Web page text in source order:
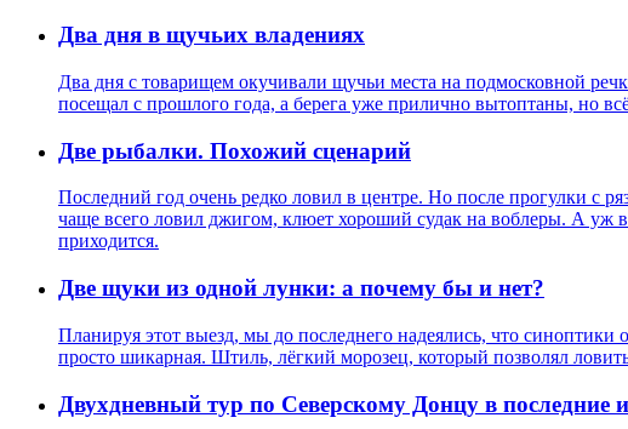
Два дня в щучьих владениях
Два дня с товарищем окучивали щучьи места на подмосковной
посещал с прошлого года, а берега уже прилично вытоптаны, но
Две рыбалки. Похожий сценарий
Последний год очень редко ловил в центре. Но после прогулки с
чаще всего ловил джигом, клюет хороший судак на воблеры. А уж
приходится.
Две щуки из одной лунки: а почему бы и нет?
Планируя этот выезд, мы до последнего надеялись, что
просто шикарная. Штиль, лёгкий морозец, который позволял
Двухдневный тур по Северскому Донцу в